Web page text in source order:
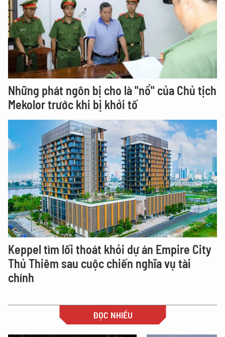
Những phát ngôn bị cho là "nổ" của Chủ tịch
Mekolor trước khi bị khởi tố
Keppel tìm lối thoát khỏi dự án Empire City
Thủ Thiêm sau cuộc chiến nghĩa vụ tài
chính
ĐỌC NHIỀU